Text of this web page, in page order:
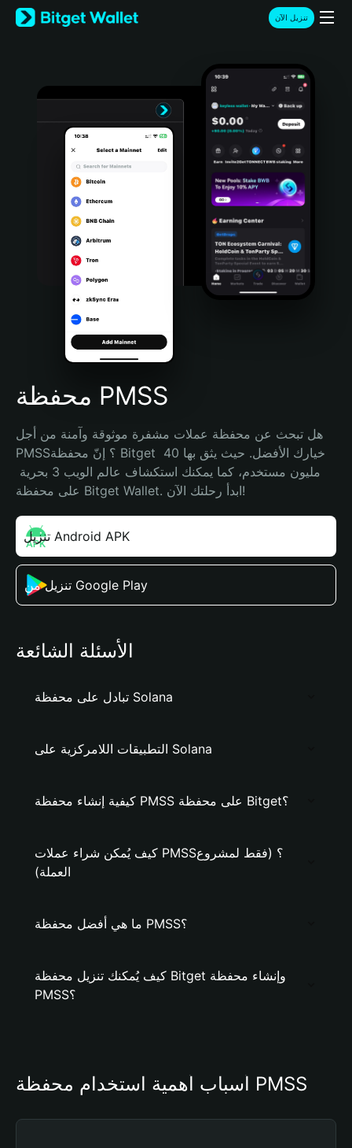
English
日本語
Türkçe
Português (Portugal)
Bahasa Indonesia
Português (Brasil)
Español (Argentina)
تنزيل الآن
محفظة PMSS
هل تبحث عن محفظة عملات مشفرة موثوقة وآمنة من أجل
PMSS؟ إنّ محفظة Bitget خيارك الأفضل. حيث يثق بها 40
على محفظة Bitget Wallet. ابدأ رحلتك الآن!
تنزيل Android APK
تنزيل من Google Play
الأسئلة الشائعة
تبادل على محفظة Solana
التطبيقات اللامركزية على Solana
كيفية إنشاء محفظة PMSS على محفظة Bitget؟
كيف يُمكن شراء عملات PMSS؟ (فقط لمشروع
العملة)
ما هي أفضل محفظة PMSS؟
كيف يُمكنك تنزيل محفظة Bitget وإنشاء محفظة
PMSS؟
أسباب أهمية استخدام محفظة PMSS